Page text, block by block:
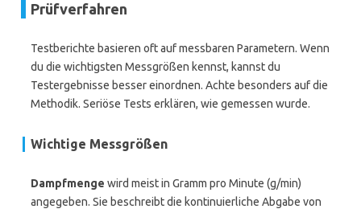
Prüfverfahren
Testberichte basieren oft auf messbaren Parametern. Wenn
du die wichtigsten Messgrößen kennst, kannst du
Testergebnisse besser einordnen. Achte besonders auf die
Methodik. Seriöse Tests erklären, wie gemessen wurde.
Wichtige Messgrößen
Dampfmenge wird meist in Gramm pro Minute (g/min)
angegeben. Sie beschreibt die kontinuierliche Abgabe von